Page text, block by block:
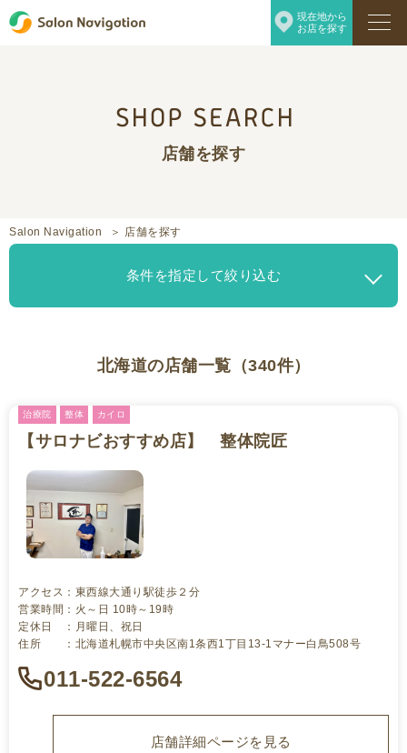
現在地から
お店を探す
店舗を探す
Salon Navigation 店舗を探す
条件を指定して絞り込む
北海道の店舗一覧（340件）
【サロナビおすすめ店】 整体院匠
治療院 整体 カイロ
アクセス：東西線大通り駅徒歩２分
営業時間：火～日 10時～19時
定休日 ：月曜日、祝日
住所 ：北海道札幌市中央区南1条西1丁目13-1マナー白鳥508号
011-522-6564
店舗詳細ページを見る